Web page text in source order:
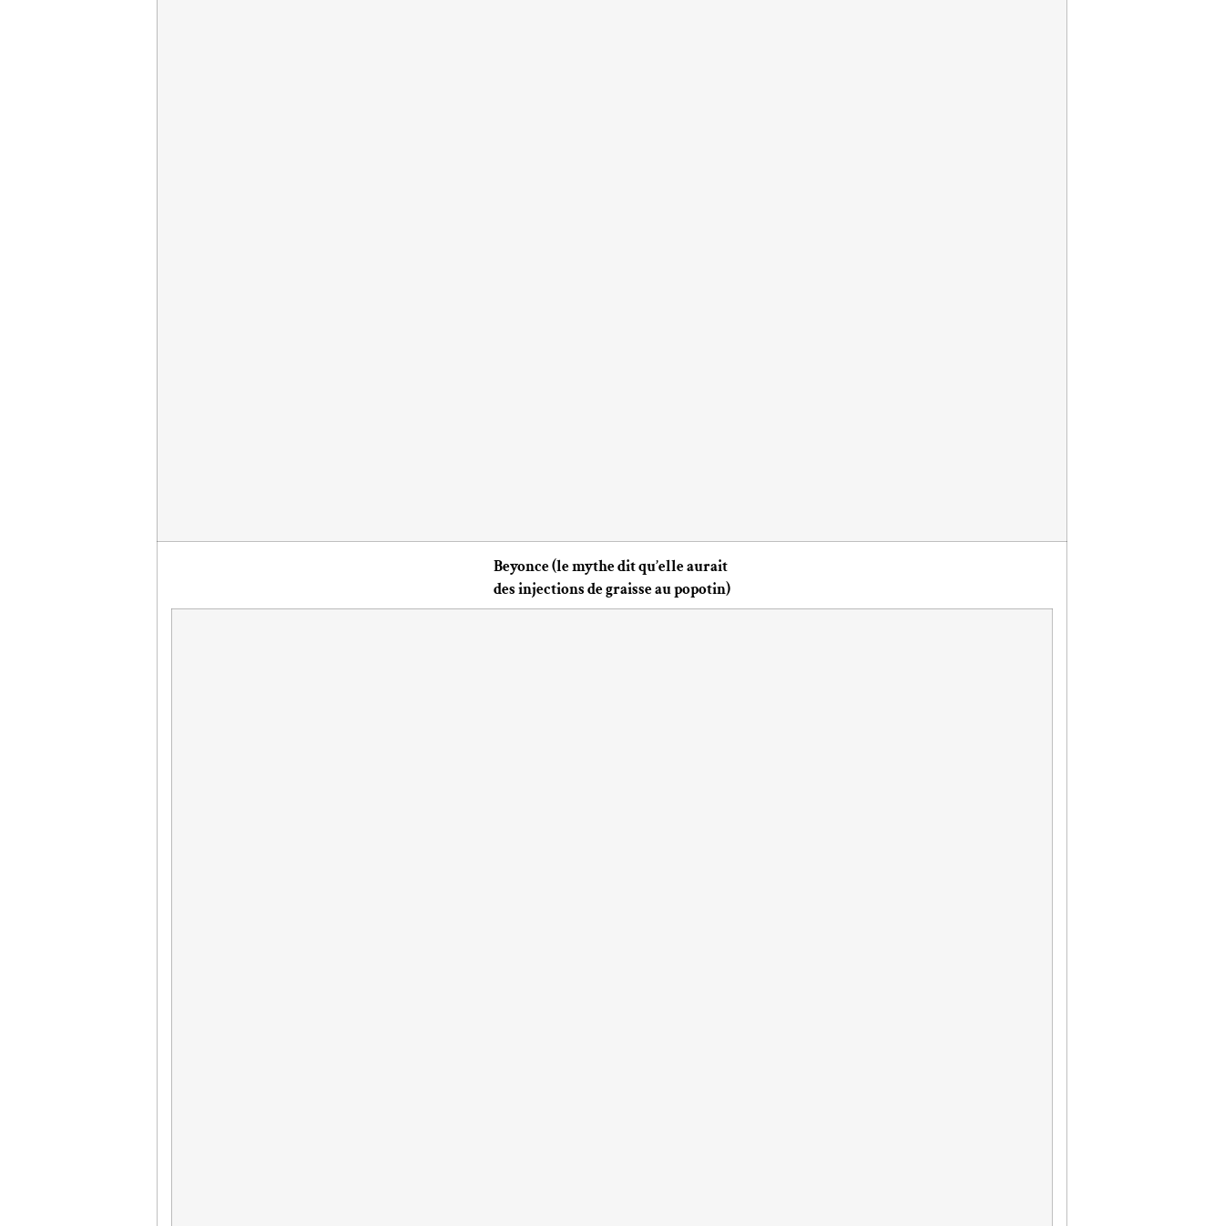
Beyonce (le mythe dit qu’elle aurait
des injections de graisse au popotin)